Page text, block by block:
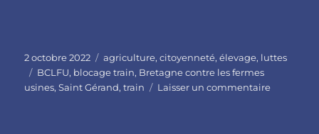
Publié
le
2 octobre 2022 Catégories
agriculture,citoyenneté,élevage, luttes
Étiquettes
BCLFU, blocage train, Bretagne contre les fermes
usines,Saint Gérand,train Laisser un commentairesur